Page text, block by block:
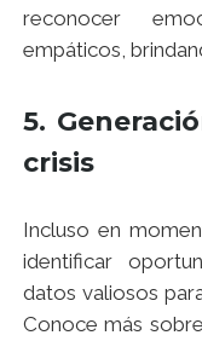
reconocer
empáticos,
5.
crisis
Incluso en
identificar
datos valiosos
Conoce más